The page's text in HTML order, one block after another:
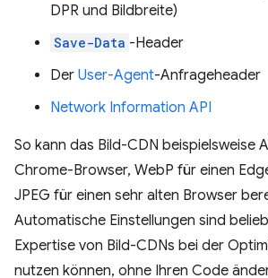
DPR und Bildbreite)
Save-Data -Header
Der User-Agent-Anfrageheader
Network Information API
So kann das Bild-CDN beispielsweise
Chrome-Browser, WebP für einen
JPEG für einen sehr alten Browser
Automatische Einstellungen sind
Expertise von Bild-CDNs bei der
nutzen können, ohne Ihren Code